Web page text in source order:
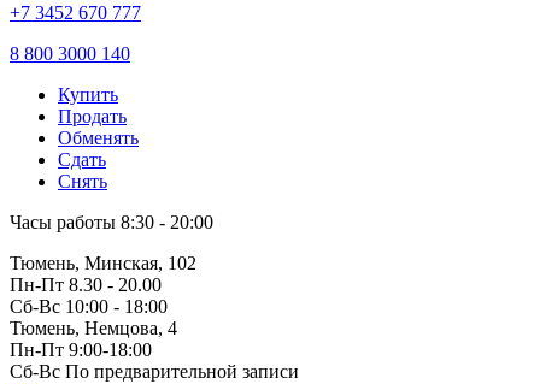
+7 3452 670 777
8 800 3000 140
Купить
Продать
Обменять
Сдать
Снять
Часы работы 8:30 - 20:00
Тюмень, Минская, 102
Пн-Пт 8.30 - 20.00
Сб-Вс 10:00 - 18:00
Тюмень, Немцова, 4
Пн-Пт 9:00-18:00
Сб-Вс По предварительной записи